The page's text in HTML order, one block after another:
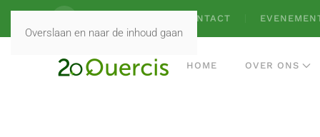
Overslaan en naar de inhoud gaan
CONTACT
HOME OVER ONS